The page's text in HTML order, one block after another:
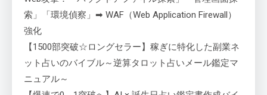
索」「環境偵察」➡ WAF（Web Application Firewall）
強化
【1500部突破☆ロングセラー】稼ぎに特化した副業ネ
ット占いのバイブル～逆算タロット占いメール鑑定マ
ニュアル～